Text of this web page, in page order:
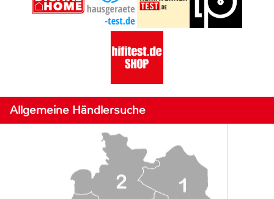
Allgemeine Händlersuche